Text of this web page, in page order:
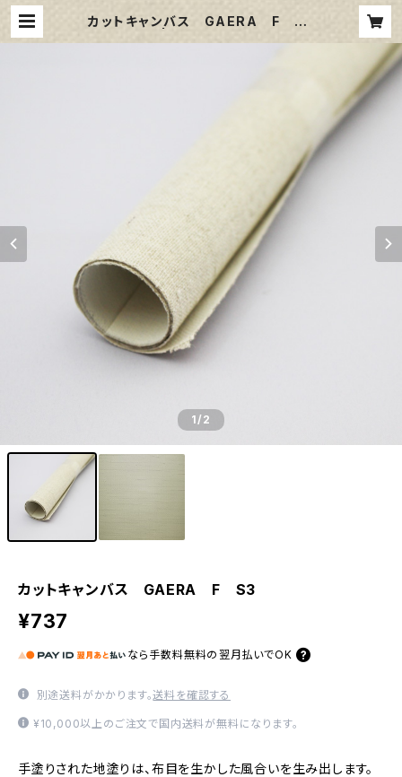
カットキャンバス GAERA F S3
1/2
カットキャンバス GAERA F S3
¥737
なら 手数料無料の 翌月払いでOK
別途送料がかかります。送料を確認する
¥10,000以上のご注文で国内送料が無料になります。
手塗りされた地塗りは、布目を生かした風合いを生み出します。